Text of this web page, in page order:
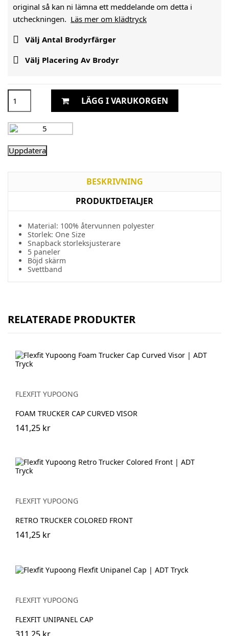
original så kan ni lämna ett meddelande om detta i
utcheckningen. Läs mer om klädtryck
 Välj Antal Brodyrfärger
 Välj Placering Av Brodyr
LÄGG I VARUKORGEN
BESKRIVNING
PRODUKTDETALJER
Material: 100% återvunnen polyester
Storlek: One Size
Snapback storleksjusterare
5 paneler
Böjd skärm
Svettband
RELATERADE PRODUKTER
FLEXFIT YUPOONG
FOAM TRUCKER CAP CURVED VISOR
141,25 kr
FLEXFIT YUPOONG
RETRO TRUCKER COLORED FRONT
141,25 kr
FLEXFIT YUPOONG
FLEXFIT UNIPANEL CAP